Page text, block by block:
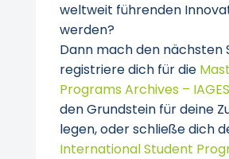
weltweit führenden
werden?
Dann mach den nächsten
registriere dich für die
Programs Archives – IAGES
den Grundstein für deine
legen, oder schließe dich
International Student